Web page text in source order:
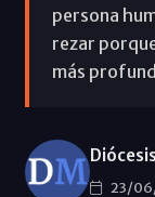
persona
rezar
más
23/